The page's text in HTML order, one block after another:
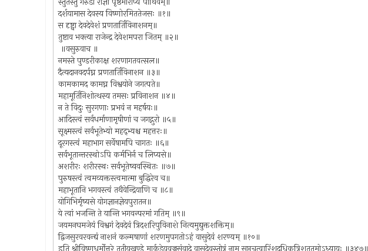
दर्शयामास देवस्य विष्णोरमिततेजसः ॥१॥
स दृष्ट्वा देवदेवेशं प्रणतार्तिविनाशनम्॥
तुष्टाव भक्त्या राजेन्द्र देवेशमपरा जितम् ॥२॥
॥वसुरुवाच ॥
नमस्ते पुण्डरीकाक्ष शरणागतवत्सल॥
दैत्यदानवदर्पघ्न प्रणतार्तिविनाशन ॥३॥
कामकामद कामघ्न विश्वयोने जगत्पते॥
महामूर्तिनिशोत्थस्य तमसः प्रविनाशन ॥४॥
न ते विदुः सुरगणाः प्रभवं न महर्षयः॥
आदिस्त्वं सर्वधर्माणामृषीणां च जगद्गुरो ॥५॥
सूक्ष्मस्त्वं सर्वभूतेभ्यो महद्भ्यश्च महत्तरः॥
दूरगस्त्वं महाभाग सर्वेषामपि चागतः ॥६॥
सर्वभूतान्तरस्थोऽपि कर्मभिर्न च लिप्यसे॥
अशरीरः शरीरस्थः सर्वभूतेष्ववस्थितः ॥७॥
पुरुषस्त्वं त्वमव्यक्तस्त्वमात्मा बुद्धिरेव च॥
महाभूतानि भगवस्त्वं तथैवेन्द्रियाणि च ॥८॥
योगिभिर्मृष्यसे योगज्ञानज्ञेयपुरातन॥
ये त्वां भजन्ति ते यान्ति भगवन्परमां गतिम् ॥९॥
जयमनघमजेयं विश्वगं देवदेवं त्रिदशरिपुविनाशे नित्यमुद्युक्तशक्तिम्॥
द्विजसुरवरवन्द्यं नाशनं कल्मषाणां शरणमुपगतोऽहं वासुदेवं शरण्यम् ॥१०॥